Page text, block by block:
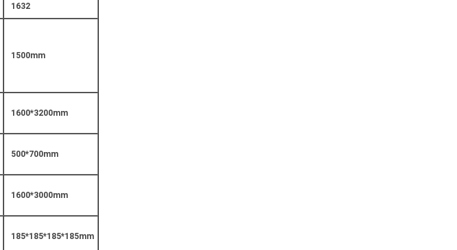
1632
1500mm
1600*3200mm
500*700mm
1600*3000mm
185*185*185*185mm